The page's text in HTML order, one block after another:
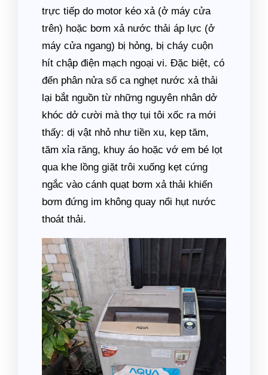
trực tiếp do motor kéo xả (ở máy cửa
trên) hoặc bơm xả nước thải áp lực (ở
máy cửa ngang) bị hỏng, bị cháy cuộn
hít chập điện mạch ngoại vi. Đặc biệt, có
đến phân nửa số ca nghẹt nước xả thải
lại bắt nguồn từ những nguyên nhân dở
khóc dở cười mà thợ tụi tôi xốc ra mới
thấy: dị vật nhỏ như tiền xu, kẹp tăm,
tăm xỉa răng, khuy áo hoặc vớ em bé lọt
qua khe lồng giặt trôi xuống kẹt cứng
ngắc vào cánh quạt bơm xả thải khiến
bơm đứng im không quay nổi hụt nước
thoát thải.